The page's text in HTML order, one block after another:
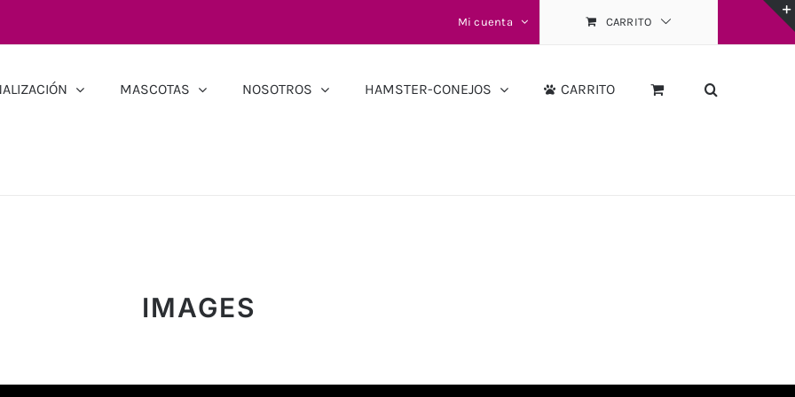
Mi cuenta CARRITO
MASCOTAS NOSOTROS HAMSTER-CONEJOS CARRITO
IMAGES